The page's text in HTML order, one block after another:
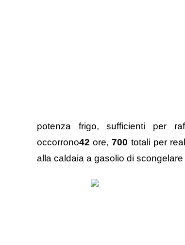
potenza frigo, sufficienti per
occorrono42 ore,700 totali per
alla caldaia a gasolio di